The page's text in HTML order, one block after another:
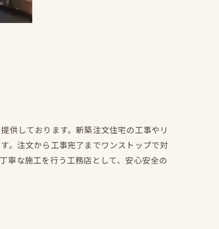
供しております。新築注文住宅の工事やリ
。注文から工事完了までワンストップで対
寧な施工を行う工務店として、安心安全の